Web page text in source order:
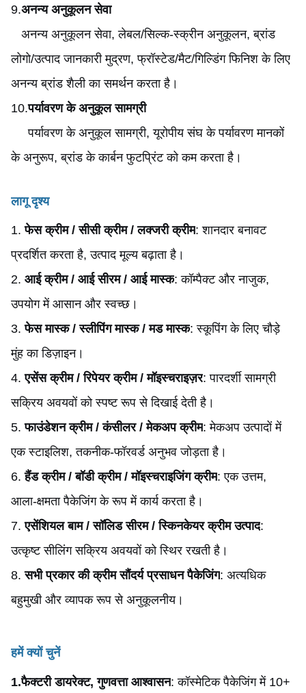
9.अनन्य अनुकूलन सेवा
अनन्य अनुकूलन सेवा, लेबल/सिल्क-स्क्रीन अनुकूलन, ब्रांड
लोगो/उत्पाद जानकारी मुद्रण, फ्रॉस्टेड/मैट/गिल्डिंग फिनिश के लिए
अनन्य ब्रांड शैली का समर्थन करता है।
10.पर्यावरण के अनुकूल सामग्री
पर्यावरण के अनुकूल सामग्री, यूरोपीय संघ के पर्यावरण मानकों
के अनुरूप, ब्रांड के कार्बन फुटप्रिंट को कम करता है।
लागू दृश्य
1. फेस क्रीम / सीसी क्रीम / लक्जरी क्रीम: शानदार बनावट
प्रदर्शित करता है, उत्पाद मूल्य बढ़ाता है।
2. आई क्रीम / आई सीरम / आई मास्क: कॉम्पैक्ट और नाजुक,
उपयोग में आसान और स्वच्छ।
3.फेस मास्क / स्लीपिंग मास्क / मड मास्क: स्कूपिंग के लिए चौड़े
मुंह का डिज़ाइन।
4.एसेंस क्रीम / रिपेयर क्रीम / मॉइस्चराइज़र: पारदर्शी सामग्री
सक्रिय अवयवों को स्पष्ट रूप से दिखाई देती है।
5.फाउंडेशन क्रीम / कंसीलर / मेकअप क्रीम: मेकअप उत्पादों में
एक स्टाइलिश, तकनीक-फॉरवर्ड अनुभव जोड़ता है।
6.हैंड क्रीम / बॉडी क्रीम / मॉइस्चराइजिंग क्रीम: एक उत्तम,
आला-क्षमता पैकेजिंग के रूप में कार्य करता है।
7.एसेंशियल बाम / सॉलिड सीरम / स्किनकेयर क्रीम उत्पाद:
उत्कृष्ट सीलिंग सक्रिय अवयवों को स्थिर रखती है।
8.सभी प्रकार की क्रीम सौंदर्य प्रसाधन पैकेजिंग: अत्यधिक
बहुमुखी और व्यापक रूप से अनुकूलनीय।
हमें क्यों चुनें
1.फैक्टरी डायरेक्ट, गुणवत्ता आश्वासन: कॉस्मेटिक पैकेजिंग में 10+